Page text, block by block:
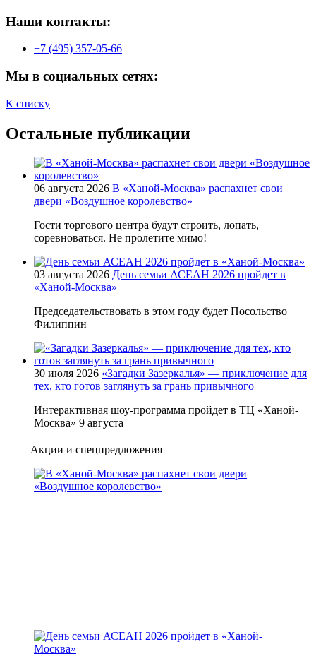
Наши контакты:
+7 (495) 357-05-66
Мы в социальных сетях:
К списку
Остальные публикации
06 августа 2026 В «Ханой-Москва» распахнет свои
двери «Воздушное королевство»
Гости торгового центра будут строить, лопать,
соревноваться. Не пролетите мимо!
03 августа 2026 День семьи АСЕАН 2026 пройдет в
«Ханой-Москва»
Председательствовать в этом году будет Посольство
Филиппин
30 июля 2026 «Загадки Зазеркалья» — приключение для
тех, кто готов заглянуть за грань привычного
Интерактивная шоу-программа пройдет в ТЦ «Ханой-
Москва» 9 августа
Акции и спецпредложения